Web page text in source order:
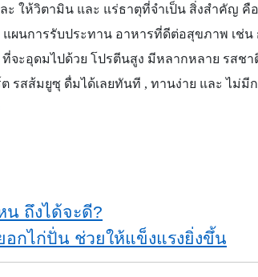
ะ ให้วิตามิน และ แร่ธาตุที่จำเป็น สิ่งสำคัญ
แผนการรับประทาน อาหารที่ดีต่อสุขภาพ เช่
จะอุดมไปด้วย โปรตีนสูง มีหลากหลาย รสช
ต รสส้มยูซุ ดื่มได้เลยทันที , ทานง่าย และ ไ
ถึงได้จะดี?
อกไก่ปั่น ช่วยให้แข็งแรงยิ่งขึ้น